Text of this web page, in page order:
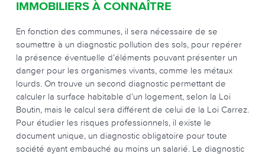
IMMOBILIERS À CONNAÎTRE
En fonction des communes, il sera nécessaire de se
soumettre à un diagnostic pollution des sols, pour repérer
la présence éventuelle d’éléments pouvant présenter un
danger pour les organismes vivants, comme les métaux
lourds. On trouve un second diagnostic permettant de
calculer la surface habitable d’un logement, selon la Loi
Boutin, mais le calcul sera différent de celui de la Loi Carrez.
Pour étudier les risques professionnels, il existe le
document unique, un diagnostic obligatoire pour toute
société ayant embauché au moins un salarié. Le diagnostic